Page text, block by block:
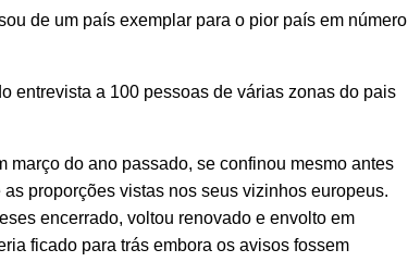
de um país exemplar para o pior país em número
entrevista a 100 pessoas de várias zonas do pais
do ano passado, se confinou mesmo antes
proporções vistas nos seus vizinhos europeus.
encerrado, voltou renovado e envolto em
ficado para trás embora os avisos fossem